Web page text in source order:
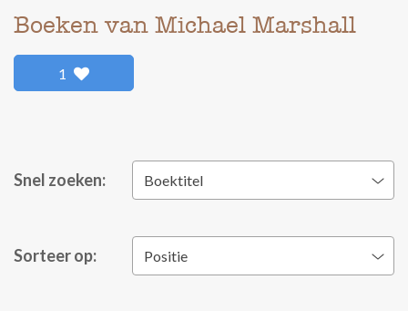
Boeken van Michael Marshall
1
Snel zoeken: Boektitel
Sorteer op: Positie